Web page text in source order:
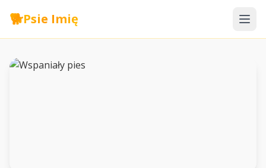
🐕Psie Imię